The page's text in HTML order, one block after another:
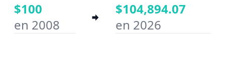
Año inicial
$100
en 2008
$104,894.07
en 2026